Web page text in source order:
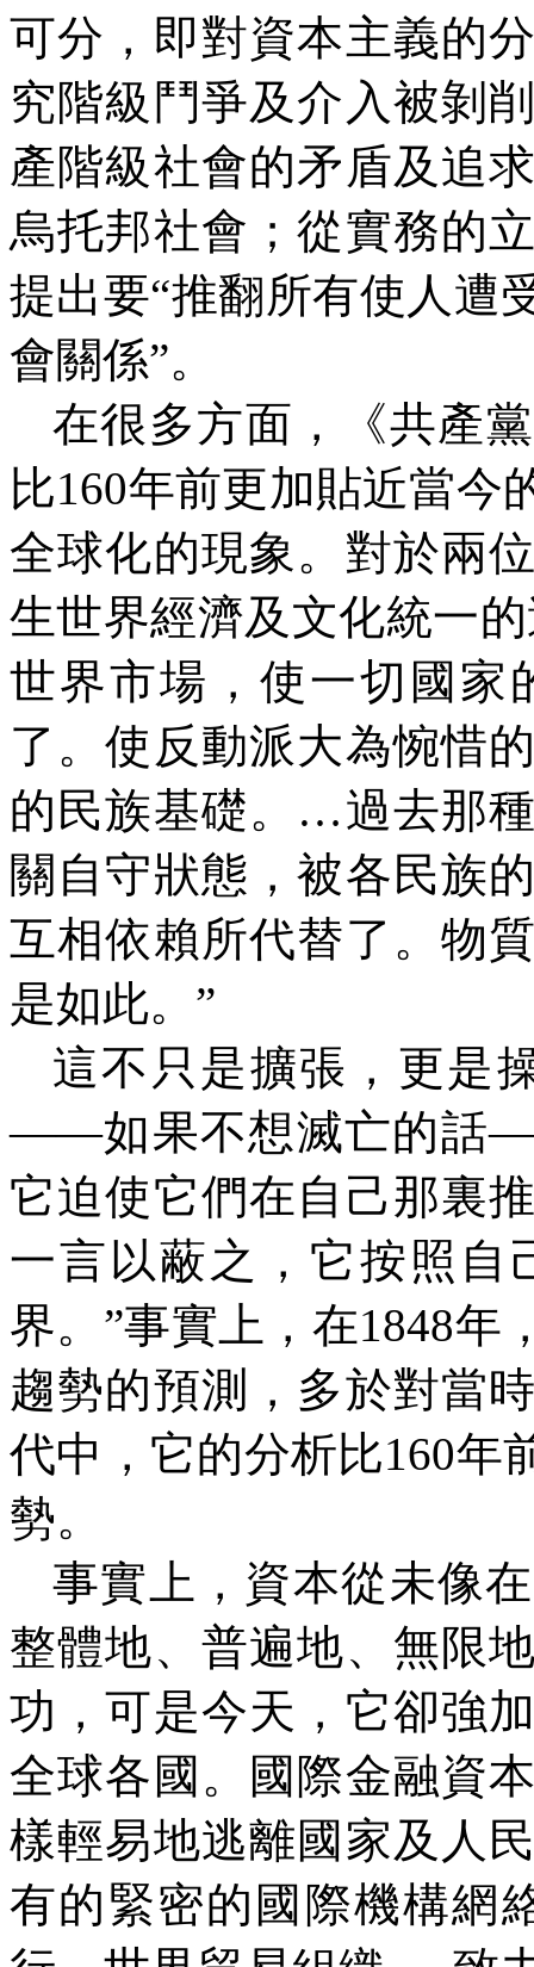
可分，即對資本主義的
究階級鬥爭及介入被剝
產階級社會的矛盾及追
烏托邦社會；從實務的
提出要“推翻所有使人遭
會關係”。
在很多方面，《共產
比160年前更加貼近當今
全球化的現象。對於兩
生世界經濟及文化統一
世界市場，使一切國家
了。使反動派大為惋惜
的民族基礎。 …過去那
關自守狀態，被各民族
互相依賴所代替了。物
是如此。 ”
這不只是擴張，更是
——如果不想滅亡的話
它迫使它們在自己那裏
一言以蔽之，它按照自
界。”事實上，在1848年
趨勢的預測，多於對當
代中，它的分析比160年
勢。
事實上，資本從未像在
整體地、普遍地、無限
功，可是今天，它卻強
全球各國。國際金融資
樣輕易地逃離國家及人
有的緊密的國際機構網